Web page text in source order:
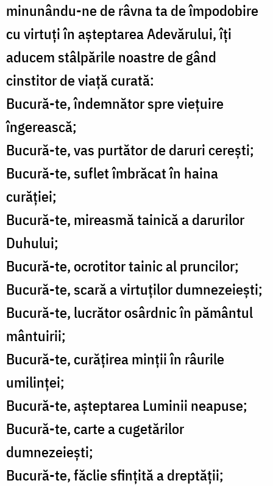
minunându-ne de râvna ta de împodobire
cu virtuți în așteptarea Adevărului, îți
aducem stâlpările noastre de gând
cinstitor de viață curată:
Bucură-te, îndemnător spre viețuire
îngerească;
Bucură-te, vas purtător de daruri cerești;
Bucură-te, suflet îmbrăcat în haina
curăției;
Bucură-te, mireasmă tainică a darurilor
Duhului;
Bucură-te, ocrotitor tainic al pruncilor;
Bucură-te, scară a virtuților dumnezeiești;
Bucură-te, lucrător osârdnic în pământul
mântuirii;
Bucură-te, curățirea minții în râurile
umilinței;
Bucură-te, așteptarea Luminii neapuse;
Bucură-te, carte a cugetărilor
dumnezeiești;
Bucură-te, făclie sfințită a dreptății;